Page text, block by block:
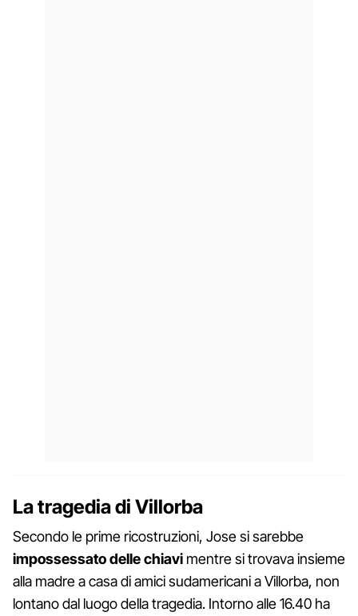
La tragedia di Villorba
Secondo le prime ricostruzioni, Jose si sarebbe
impossessato delle chiavi mentre si trovava insieme
alla madre a casa di amici sudamericani a Villorba, non
lontano dal luogo della tragedia. Intorno alle 16.40 ha